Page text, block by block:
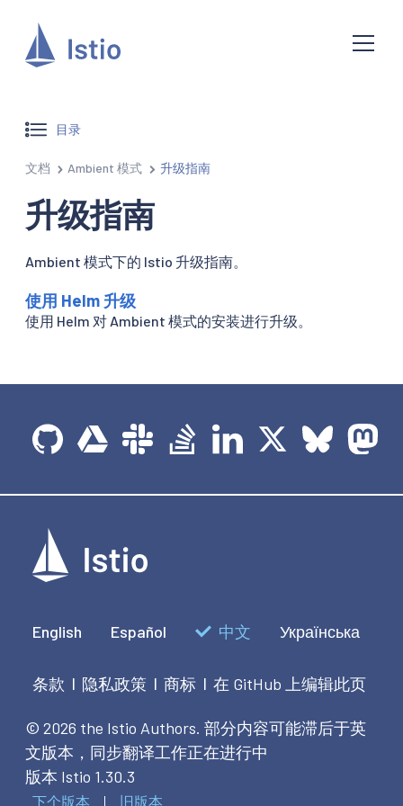
目录
文档 Ambient 模式 升级指南
升级指南
Ambient 模式下的 Istio 升级指南。
使用 Helm 升级
使用 Helm 对 Ambient 模式的安装进行升级。
English Español 中文 Українська
条款 | 隐私政策 | 商标 | 在 GitHub 上编辑此页
© 2026 the Istio Authors. 部分内容可能滞后于英
文版本，同步翻译工作正在进行中
版本 Istio 1.30.3
下个版本 旧版本